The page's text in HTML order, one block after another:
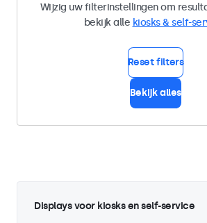
Wijzig uw filterinstellingen om
bekijk alle kiosks & self-
Reset filters
Bekijk alles
Displays voor kiosks en self-service